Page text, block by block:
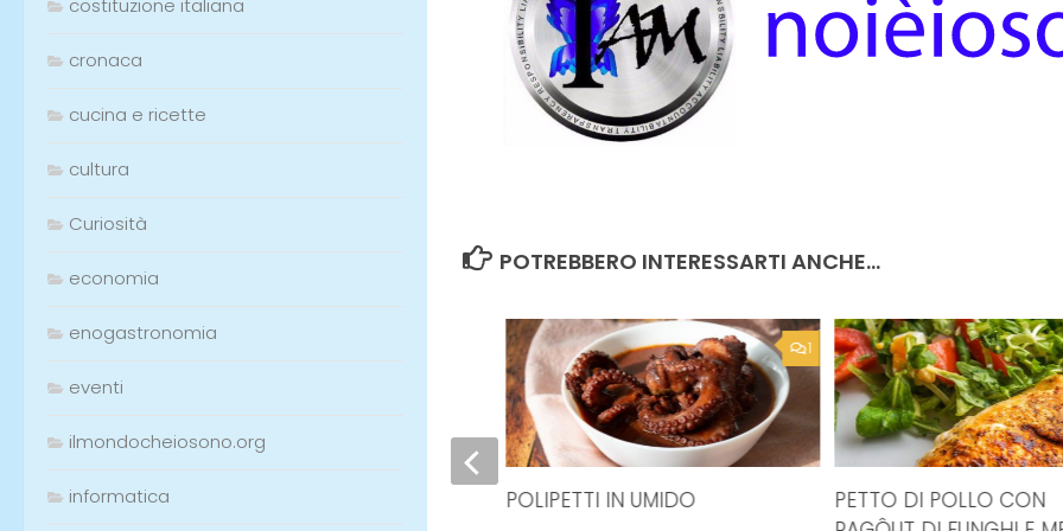
POTREBBERO INTERESSARTI ANCHE...
PETTO DI POLLO CON
1
POLIPETTI IN UMIDO
costituzione italiana
cronaca
cucina e ricette
cultura
Curiosità
economia
enogastronomia
eventi
ilmondocheiosono.org
informatica